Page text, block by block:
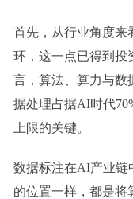
首先，从行业角度来
环，这一点已得到 投
言，算法、算力与数
据处理占据AI时代
上限的关键。
数据标注在AI产业链
的位置一样，都是将